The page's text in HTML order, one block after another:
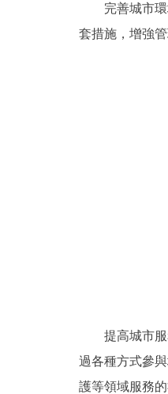
完善城市環境
套措施，增強
提高城市服務
過各種方式參
護等領域服務的